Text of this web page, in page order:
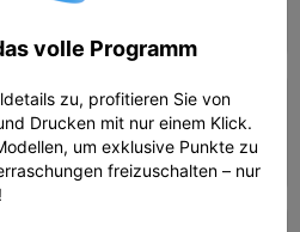
2 Wände, 15 % Füllung
10m  1 plates
volle Programm
zu, profitieren Sie von
Drucken mit nur einem Klick.
um exklusive Punkte zu
freizuschalten – nur